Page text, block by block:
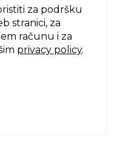
za podršku
stranici, za
računu i za
privacy policy.